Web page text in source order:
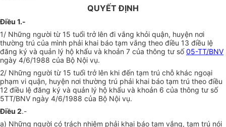
QUYẾT ĐỊNH
Điều 1.-
1/ Những người từ 15 tuổi trở lên đi vắng khỏi quận, huyện nơi
thường trú của mình phải khai báo tạm vắng theo điều 13 điều lệ
đăng ký và quản lý hộ khẩu và khoản 7 của thông tư số05-TT/BNV
ngày 4/6/1988 của Bộ Nội vụ.
2/ Những người từ 15 tuổi trở lên khi đến tạm trú chỗ khác ngoại
phạm vi quận, huyện nơi thường trú phải khai báo tạm trú theo điều
12 điều lệ đăng ký và quản lý hộ khẩu và khoản 6 của thông tư số
5TT/BNV ngày 4/6/1988 của Bộ Nội vụ.
Điều 2.-
a) Những người có trách nhiệm phải khai báo tạm vắng, tạm trú nói